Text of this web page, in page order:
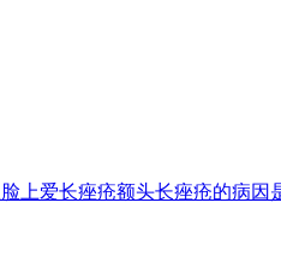
上爱长痤疮额头长痤疮的病因